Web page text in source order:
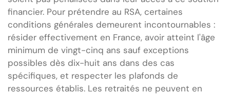
financier. Pour prétendre au RSA, certaines
conditions générales demeurent incontournables :
résider effectivement en France, avoir atteint l'âge
minimum de vingt-cinq ans sauf exceptions
possibles dès dix-huit ans dans des cas
spécifiques, et respecter les plafonds de
ressources établis. Les retraités ne peuvent en